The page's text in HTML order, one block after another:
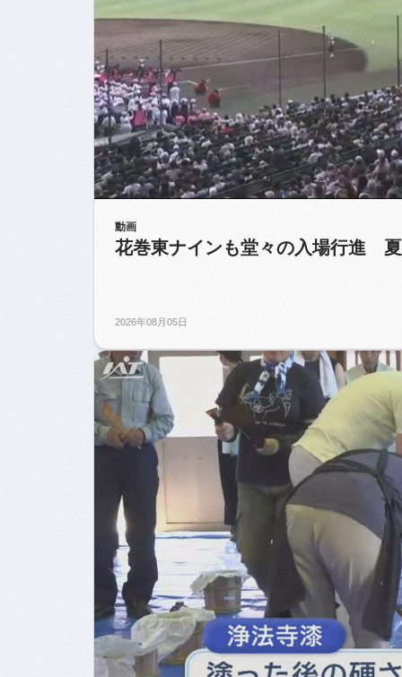
動画
花巻東ナインも堂々の入場行進
2026年08月05日